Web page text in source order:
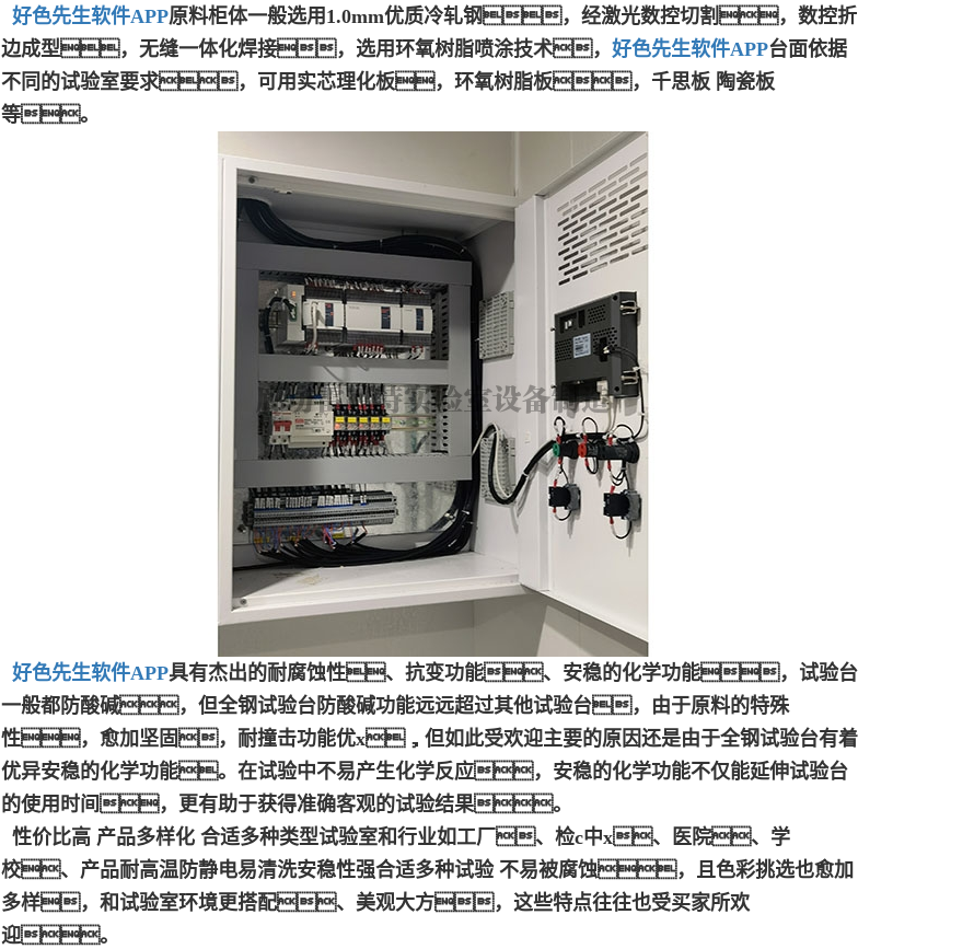
好色先生软件APP原料柜体一般选用1.0mm优质冷轧钢，经激光数控切割，数控折
边成型，无缝一体化焊接，选用环氧树脂喷涂技术， 好色先生软件APP台面依据
不同的试验室要求，可用实芯理化板，环氧树脂板，千思板 陶瓷板
等。
好色先生软件APP具有杰出的耐腐蚀性、抗变功能、安稳的化学功能，试验台
一般都防酸碱，但全钢试验台防酸碱功能远远超过其他试验台，由于原料的特殊
性，愈加坚固，耐撞击功能优x，但如此受欢迎主要的原因还是由于全钢试验台有着
优异安稳的化学功能。在试验中不易产生化学反应，安稳的化学功能不仅能延伸试验台
的使用时间，更有助于获得准确客观的试验结果。
性价比高 产品多样化 合适多种类型试验室和行业如工厂、检c中x、医院、学
校、产品耐高温防静电易清洗安稳性强合适多种试验 不易被腐蚀，且色彩挑选也愈加
多样，和试验室环境更搭配、美观大方，这些特点往往也受买家所欢
迎。